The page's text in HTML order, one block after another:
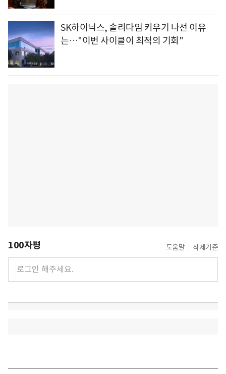
SK하이닉스, 솔리다임 키우기 나선 이유
는…"이번 사이클이 최적의 기회"
100자평 도움말 삭제기준